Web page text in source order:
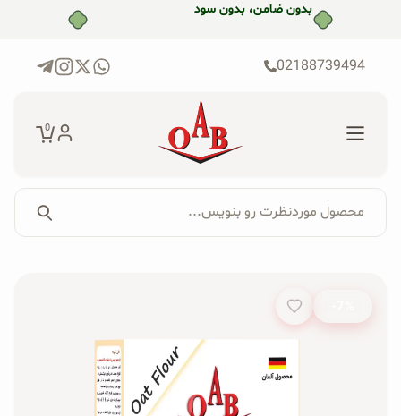
بدون ضامن، بدون سود
02188739494
0
جستجو...
فروشگاه
محصولات ارگانیک
محصولات جو دوسر
محصول موردنظرت رو بنویس...